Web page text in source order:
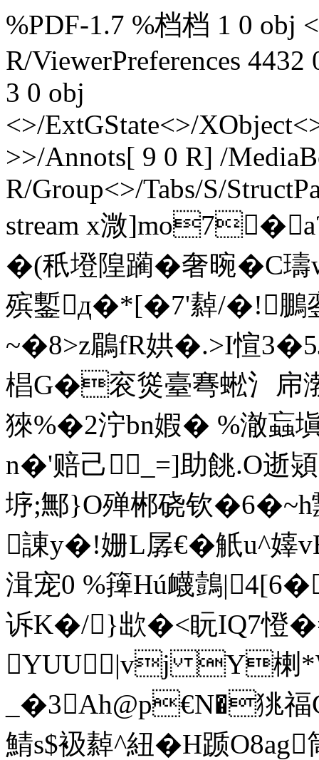
%PDF-1.7 %档档 1 0 obj
R/ViewerPreferences
3 0 obj
<>/ExtGState<>/
>>/Annots[ 9 0 R] /
R/Group<>/Tabs/S/
stream x溦
�(秖墱隍躏� 奢晼� C璹
殡鏨д�*[�7'繛/�!鵬
~�8>z鶥fR娂�.>I愃
椙G�衮熧臺弿蜙氵帍
猍%�2泞bn婽� %澈蝱
n�'赔 己_=]助餆.O逝
垿;鄦}O殚郴硗钦�6�~
諌y�!姗L孱€�觗u^嫴
湒宠0 %篺Hú衊鷧
诉K�/}欪�<盶IQ7憕
YUU|vj Y楋
_�3Ah@p€N�狣福
鯖s$衱繛^紐�H踬